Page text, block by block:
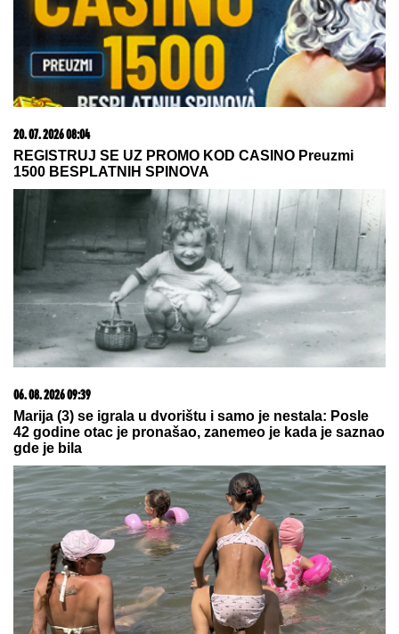
JEDNOSTAVNE TRIKOVE lako ćete
se otarasiti dosadnih krvopija -
jednu ZAMKU možete napraviti sami,
a za drugu vam ne treba BAŠ NIŠTA
SELI SE U STAN SA BIVŠOM ŽENOMGlumac nakon
razvoda doneo neobičnu odluku, a sada pokazao
kako napreduju renovacije: "Nadgledanje"
LANČANI SUDAR NA GAZELIJedna
osoba odmah prevezena u bolnicu,
Amerikanac ostaje u prestonici, pao
by Aklamator